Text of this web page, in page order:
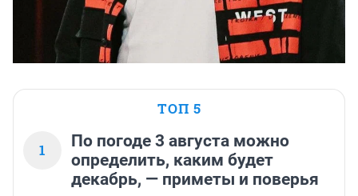
ТОП 5
1
По погоде 3 августа можно
определить, каким будет
декабрь, — приметы и поверья